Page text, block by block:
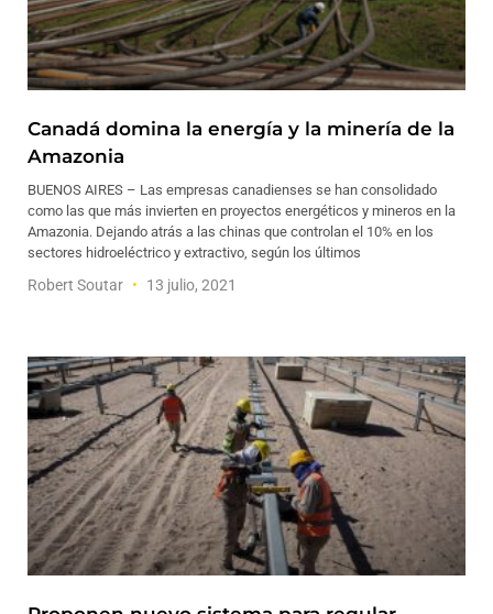
Canadá domina la energía y la minería de la
Amazonia
BUENOS AIRES – Las empresas canadienses se han consolidado
como las que más invierten en proyectos energéticos y mineros en la
Amazonia. Dejando atrás a las chinas que controlan el 10% en los
sectores hidroeléctrico y extractivo, según los últimos
Robert Soutar 13 julio, 2021